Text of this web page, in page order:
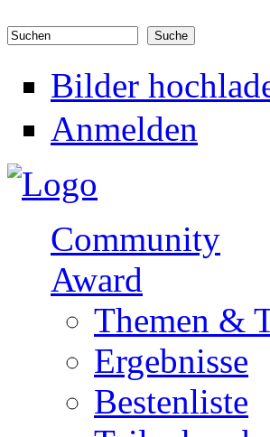
Suchformular
Bilder
Anmelden
Community
Award
Themen &
Ergebnisse
Bestenliste